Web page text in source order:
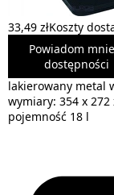
33,49 złKoszty
Powiadom
dostępności
lakierowany metal
wymiary: 354 x 272
pojemność 18 l